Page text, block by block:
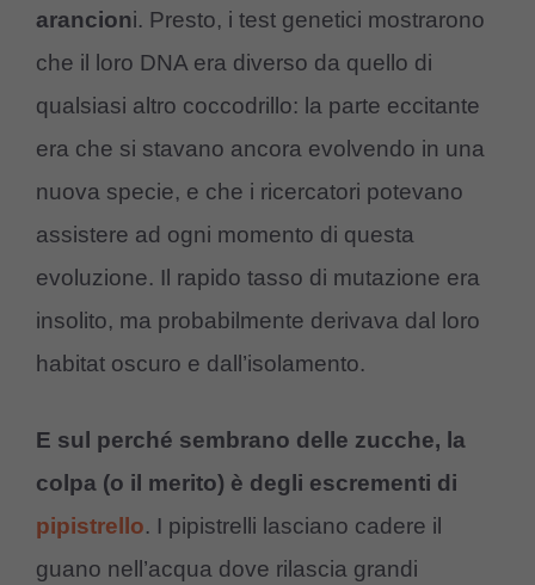
arancioni. Presto, i test genetici mostrarono
che il loro DNA era diverso da quello di
qualsiasi altro coccodrillo: la parte eccitante
era che si stavano ancora evolvendo in una
nuova specie, e che i ricercatori potevano
assistere ad ogni momento di questa
evoluzione. Il rapido tasso di mutazione era
insolito, ma probabilmente derivava dal loro
habitat oscuro e dall’isolamento.
E sul perché sembrano delle zucche, la
colpa (o il merito) è degli escrementi di
pipistrello. I pipistrelli lasciano cadere il
guano nell’acqua dove rilascia grandi